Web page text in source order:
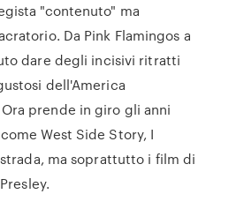
"contenuto" ma
Da Pink Flamingos a
dare degli incisivi ritratti
dell'America
prende in giro gli anni
West Side Story, I
ma soprattutto i film di